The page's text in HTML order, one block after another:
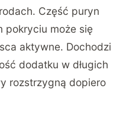
Część puryn
pokryciu może się
aktywne. Dochodzi
dodatku w długich
rozstrzygną dopiero